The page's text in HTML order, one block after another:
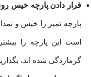
قرار دادن پارچه خیس
پارچه تمیز را خیس و
است این پارچه را
گرمازدگی شده اند،